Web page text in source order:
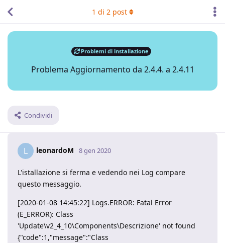
Problemi di installazione
Problema Aggiornamento da 2.4.4. a 2.4.11
Condividi
1 di 2post
L leonardoM 8 gen 2020
L'istallazione si ferma e vedendo nei Log compare
questo messaggio.
[2020-01-08 14:45:22] Logs.ERROR: Fatal Error
(E_ERROR): Class
'Update\v2_4_10\Components\Descrizione' not found
{"code":1,"message":"Class